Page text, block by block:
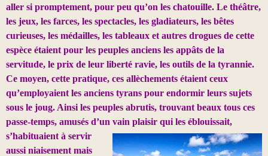
aller si promptement, pour peu qu’on les chatouille. Le théâtre,
les jeux, les farces, les spectacles, les gladiateurs, les bêtes
curieuses, les médailles, les tableaux et autres drogues de cette
espèce étaient pour les peuples anciens les appâts de la
servitude, le prix de leur liberté ravie, les outils de la tyrannie.
Ce moyen, cette pratique, ces allèchements étaient ceux
qu’employaient les anciens tyrans pour endormir leurs sujets
sous le joug. Ainsi les peuples abrutis, trouvant beaux tous ces
passe-temps, amusés d’un vain plaisir qui les éblouissait,
s’habituaient à servir
aussi niaisement mais